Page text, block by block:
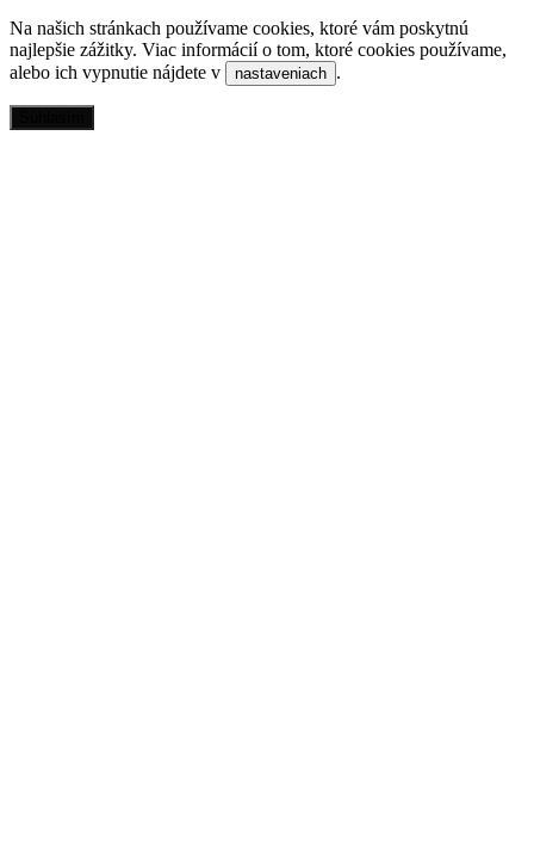
Na našich stránkach používame cookies, ktoré vám poskytnú
najlepšie zážitky. Viac informácií o tom, ktoré cookies používame,
alebo ich vypnutie nájdete v
nastaveniach .